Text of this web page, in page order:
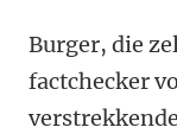
Burger, die
factchecker